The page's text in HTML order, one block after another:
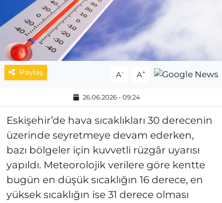
Paylaş A- A+
26.06.2026 - 09:24
Eskişehir’de hava sıcaklıkları 30 derecenin
üzerinde seyretmeye devam ederken,
bazı bölgeler için kuvvetli rüzgâr uyarısı
yapıldı. Meteorolojik verilere göre kentte
bugün en düşük sıcaklığın 16 derece, en
yüksek sıcaklığın ise 31 derece olması